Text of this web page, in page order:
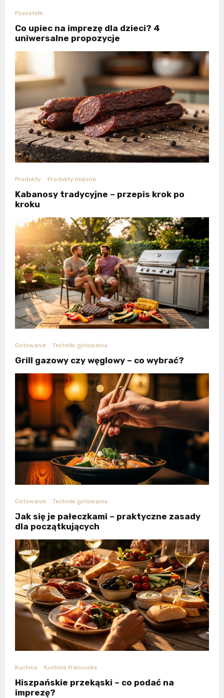
Pozostałe
Co upiec na imprezę dla dzieci? 4
uniwersalne propozycje
Produkty Produkty mięsne
Kabanosy tradycyjne – przepis krok po
kroku
Gotowanie Techniki gotowania
Grill gazowy czy węglowy – co wybrać?
Gotowanie Techniki gotowania
Jak się je pałeczkami – praktyczne zasady
dla początkujących
Kuchnia Kuchnia francuska
Hiszpańskie przekąski – co podać na
imprezę?